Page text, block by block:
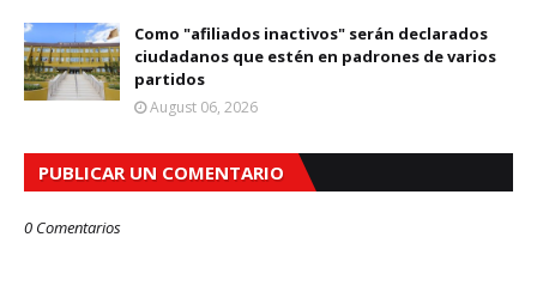
Como "afiliados inactivos" serán declarados
ciudadanos que estén en padrones de varios
partidos
August 06, 2026
PUBLICAR UN COMENTARIO
0 Comentarios